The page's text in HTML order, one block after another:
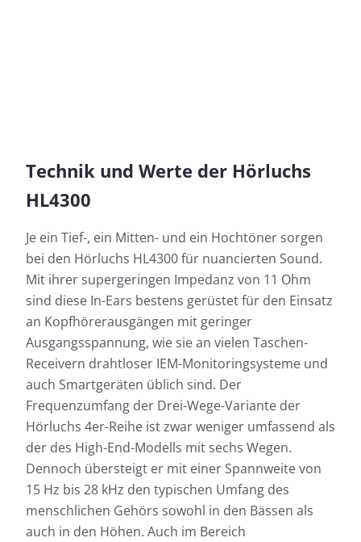
Technik und Werte der Hörluchs
HL4300
Je ein Tief-, ein Mitten- und ein Hochtöner sorgen
bei den Hörluchs HL4300 für nuancierten Sound.
Mit ihrer supergeringen Impedanz von 11 Ohm
sind diese In-Ears bestens gerüstet für den Einsatz
an Kopfhörerausgängen mit geringer
Ausgangsspannung, wie sie an vielen Taschen-
Receivern drahtloser IEM-Monitoringsysteme und
auch Smartgeräten üblich sind. Der
Frequenzumfang der Drei-Wege-Variante der
Hörluchs 4er-Reihe ist zwar weniger umfassend als
der des High-End-Modells mit sechs Wegen.
Dennoch übersteigt er mit einer Spannweite von
15 Hz bis 28 kHz den typischen Umfang des
menschlichen Gehörs sowohl in den Bässen als
auch in den Höhen. Auch im Bereich